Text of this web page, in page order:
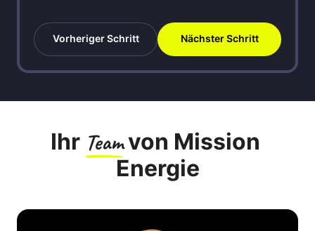
Vorheriger Schritt Nächster Schritt
Ihr Team von Mission
Energie